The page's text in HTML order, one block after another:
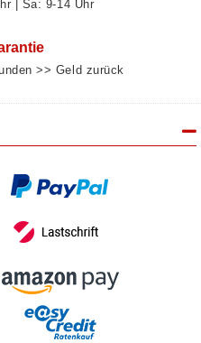
| Sa: 9‑14 Uhr
>> Geld zurück